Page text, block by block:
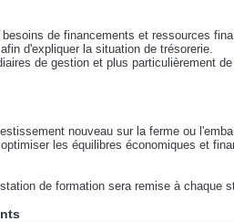
de financements et ressources
d'expliquer la situation de trésorerie.
de gestion et plus particulièrement
nouveau sur la ferme ou
les équilibres économiques et
de formation sera remise à chaque